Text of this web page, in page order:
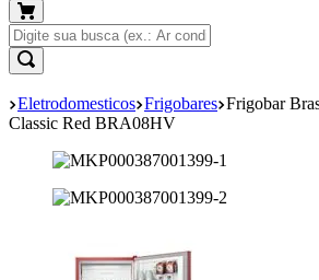
Eletrodomesticos Frigobares Frigobar
Classic Red BRA08HV